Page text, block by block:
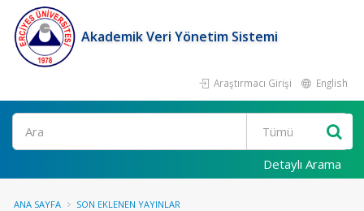
Akademik Veri Yönetim Sistemi
Araştırmacı Girişi English
Ara
Detaylı Arama
ANA SAYFA SON EKLENEN YAYINLAR